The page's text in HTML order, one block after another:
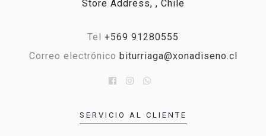
Store Address, , Chile
Tel +569 91280555
Correo electrónico biturriaga@xonadiseno.cl
SERVICIO AL CLIENTE